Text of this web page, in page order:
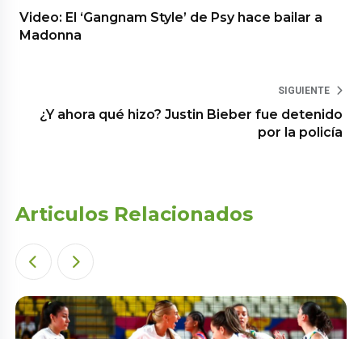
Video: El ‘Gangnam Style’ de Psy hace bailar a
Madonna
SIGUIENTE
¿Y ahora qué hizo? Justin Bieber fue detenido
por la policía
Articulos Relacionados